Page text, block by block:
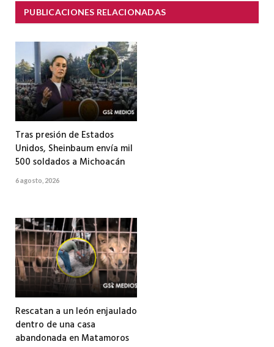
PUBLICACIONES RELACIONADAS
Tras presión de Estados
Unidos, Sheinbaum envía mil
500 soldados a Michoacán
6 agosto, 2026
Rescatan a un león enjaulado
dentro de una casa
abandonada en Matamoros